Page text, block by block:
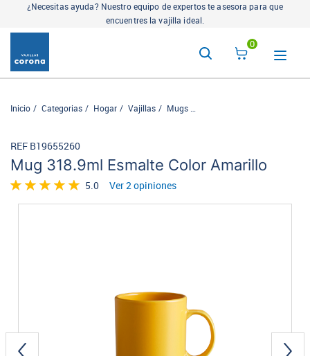
¿Necesitas ayuda? Nuestro equipo de expertos te asesora para que
encuentres la vajilla ideal.
0
Inicio Categorias Hogar Vajillas Mugs
Mug 318.9ml Esmalte Color Amarillo
REF B19655260
5.0 Ver 2 opiniones